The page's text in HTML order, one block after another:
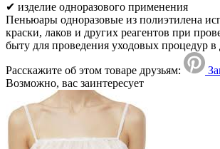
✔ изделие одноразового применения
Пеньюары одноразовые из полиэтилена
краски, лаков и других реагентов при
быту для проведения уходовых процедур
Расскажите об этом товаре друзьям:
Возможно, вас заинтересует